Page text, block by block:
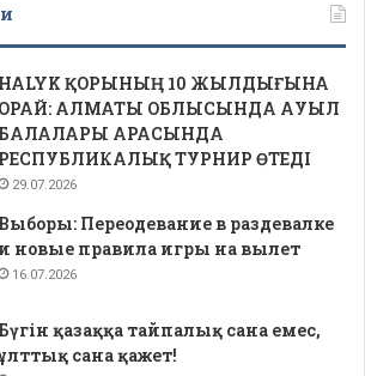
HALYK ҚОРЫНЫҢ 10 ЖЫЛДЫҒЫНА
ОРАЙ: АЛМАТЫ ОБЛЫСЫНДА АУЫЛ
БАЛАЛАРЫ АРАСЫНДА
РЕСПУБЛИКАЛЫҚ ТУРНИР ӨТЕДІ
29.07.2026
Выборы: Переодевание в раздевалке
и новые правила игры на вылет
16.07.2026
Бүгін қазаққа тайпалық сана емес,
сана қажет!